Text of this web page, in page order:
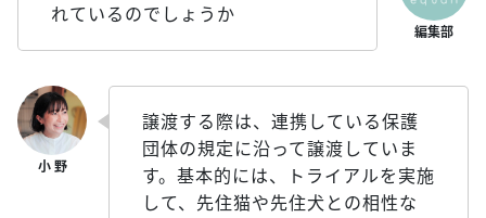
れているのでしょうか
譲渡する際は、連携している保護
団体の規定に沿って譲渡していま
す。基本的には、トライアルを実施
して、先住猫や先住犬との相性な